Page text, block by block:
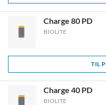
Charge 80 PD
BIOLITE
TIL
Charge 40 PD
BIOLITE